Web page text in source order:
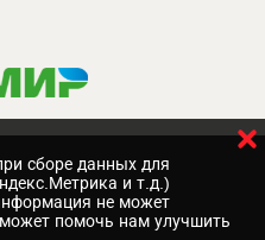
сборе данных для
и т.д.)
не может
помочь нам улучшить